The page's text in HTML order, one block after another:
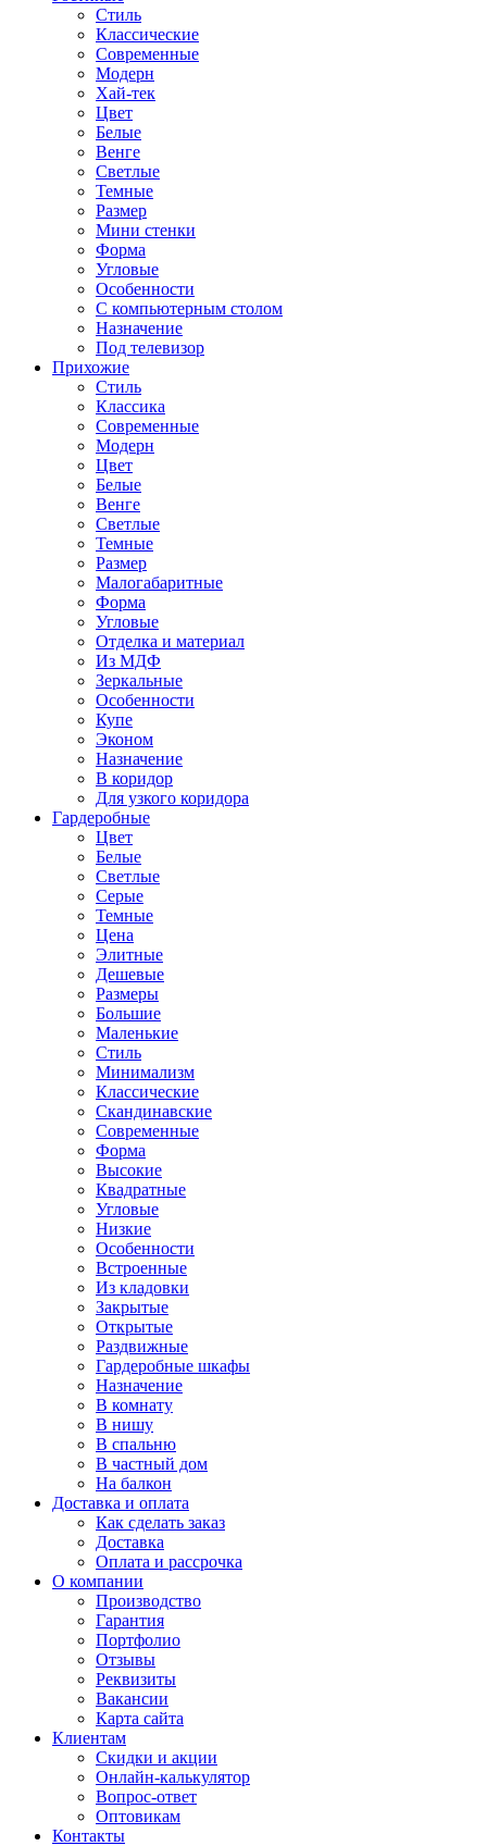
Стиль
Классические
Современные
Модерн
Хай-тек
Цвет
Белые
Венге
Светлые
Темные
Размер
Мини стенки
Форма
Угловые
Особенности
С компьютерным столом
Назначение
Под телевизор
Прихожие
Стиль
Классика
Современные
Модерн
Цвет
Белые
Венге
Светлые
Темные
Размер
Малогабаритные
Форма
Угловые
Отделка и материал
Из МДФ
Зеркальные
Особенности
Купе
Эконом
Назначение
В коридор
Для узкого коридора
Гардеробные
Цвет
Белые
Светлые
Серые
Темные
Цена
Элитные
Дешевые
Размеры
Большие
Маленькие
Стиль
Минимализм
Классические
Скандинавские
Современные
Форма
Высокие
Квадратные
Угловые
Низкие
Особенности
Встроенные
Из кладовки
Закрытые
Открытые
Раздвижные
Гардеробные шкафы
Назначение
В комнату
В нишу
В спальню
В частный дом
На балкон
Доставка и оплата
Как сделать заказ
Доставка
Оплата и рассрочка
О компании
Производство
Гарантия
Портфолио
Отзывы
Реквизиты
Вакансии
Карта сайта
Клиентам
Скидки и акции
Онлайн-калькулятор
Вопрос-ответ
Оптовикам
Контакты